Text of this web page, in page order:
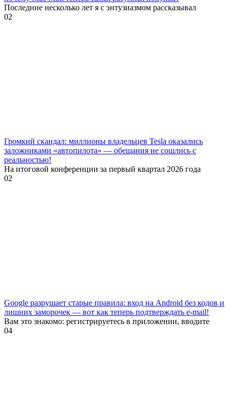
Последние несколько лет я с энтузиазмом рассказывал
02
Громкий скандал: миллионы владельцев Tesla оказались
заложниками «автопилота» — обещания не сошлись с
реальностью!
На итоговой конференции за первый квартал 2026 года
02
Google разрушает старые правила: вход на Android без кодов и
лишних заморочек — вот как теперь подтверждать e-mail!
Вам это знакомо: регистрируетесь в приложении, вводите
04